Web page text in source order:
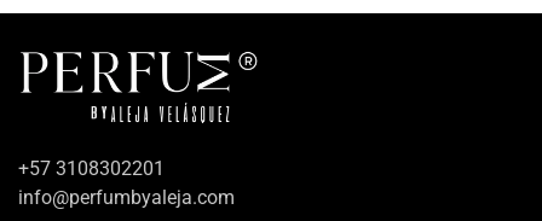
+57 3108302201
info@perfumbyaleja.com